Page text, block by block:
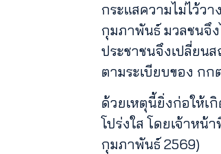
กระแสความไม่ไว้ว
กุมภาพันธ์ มวลชนจึ
ประชาชนจึงเปลี่ยน
ตามระเบียบของ กก
ด้วยเหตุนี้ยิ่งก่อให้เ
โปร่งใส โดยเจ้าหน้
กุมภาพันธ์ 2569)